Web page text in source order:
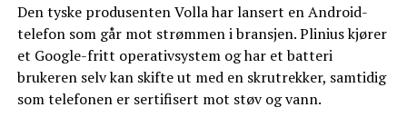
Den tyske produsenten Volla har lansert en Android-
telefon som går mot strømmen i bransjen. Plinius kjører
et Google-fritt operativsystem og har et batteri
brukeren selv kan skifte ut med en skrutrekker, samtidig
som telefonen er sertifisert mot støv og vann.